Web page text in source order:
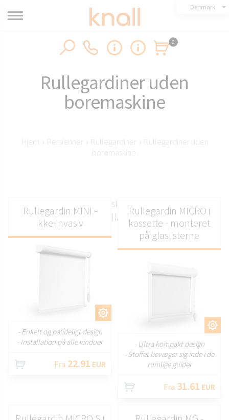
Denmark
0
Rullegardiner uden
boremaskine
Hjem › Persienner › Rullegardiner › Rullegardiner uden
boremaskine
Borefri persienner designet til hurtig og nem
installation
Rullegardin MINI -
ikke-invasiv
- Enkelt og pålideligt design
- Installation på alle vinduer
Fra 22.91 EUR
Rullegardin MICRO i
kassette - monteret
på glaslisterne
- Ultra kompakt design
- Stoffet bevæger sig inde i de
rumlige guider
Fra 31.61 EUR